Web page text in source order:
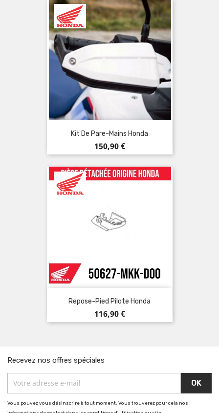
Kit De Pare-Mains Honda
Prix
150,90 €
Repose-Pied Pilote Honda
Prix
116,90 €
Recevez nos offres spéciales
Vous pouvez vous désinscrire à tout moment. Vous trouverez pour cela nos